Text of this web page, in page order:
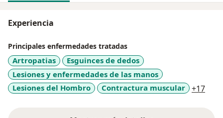
Experiencia
Principales enfermedades tratadas
Artropatias
Esguinces de dedos
Lesiones y enfermedades de las manos
Lesiones del Hombro
Contractura muscular +17